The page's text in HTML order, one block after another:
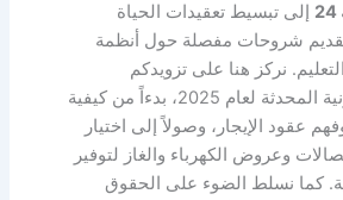
إلى تبسيط تعقيدات الحياة
تقديم شروحات مفصلة حول أنظمة
نركز هنا على تزويدكم
بالمعلومات القانونية المحدثة لعام 2025، بدءاً من كيفية
عقود الإيجار، وصولاً إلى اختيار
وعروض الكهرباء والغاز لتوفير
كما نسلط الضوء على الحقوق